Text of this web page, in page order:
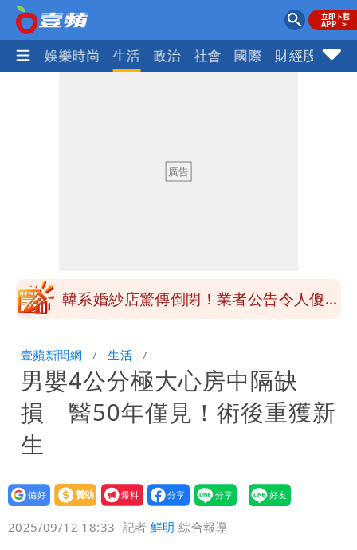
熱門 娛樂時尚 生活 政治 社會 國際 財經股市
勸：真的不要關冷氣！
姜厚任女友不斷改名！她分析2大原因：
萬 台大學長替她前夫抱不平
韓系婚紗店驚傳倒閉！業者公告令人傻
勸：真的不要關冷氣！
姜厚任女友不斷改名！她分析2大原因：
最大問題是幻想
壹蘋新聞網 生活
男嬰4公分極大心房中隔缺
損 醫50年僅見！術後重獲新
生
設為
贊助
我要
爆料
2025/09/12 18:33 記者鮮明 綜合報導